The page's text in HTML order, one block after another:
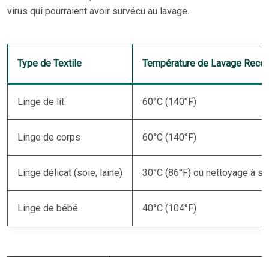
virus qui pourraient avoir survécu au lavage.
Type de Textile Température de Lavage
Linge de lit 60°C (140°F)
Linge de corps 60°C (140°F)
Linge délicat (soie, laine) 30°C (86°F) ou nettoyage à
Linge de bébé 40°C (104°F)